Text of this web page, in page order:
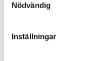
Nödvändig
Inställningar